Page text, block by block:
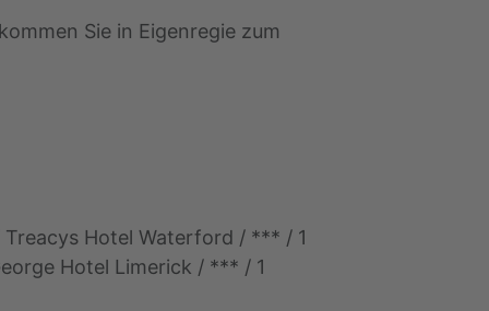
Sie in Eigenregie zum
Hotel Waterford / *** / 1
Hotel Limerick / *** / 1